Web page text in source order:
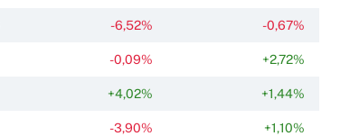
-6,52% -0,67%
-0,09% +2,72%
+4,02% +1,44%
-3,90% +1,10%